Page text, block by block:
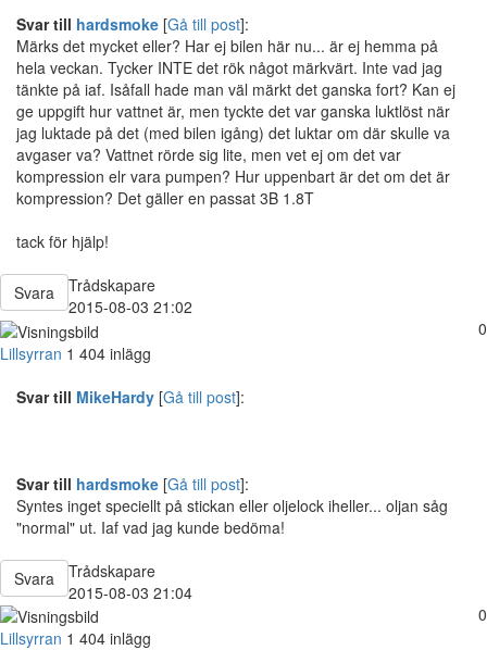
Svar till hardsmoke [Gå till post]:
Märks det mycket eller? Har ej bilen här nu... är ej hemma på
hela veckan. Tycker INTE det rök något märkvärt. Inte vad jag
tänkte på iaf. Isåfall hade man väl märkt det ganska fort? Kan ej
ge uppgift hur vattnet är, men tyckte det var ganska luktlöst när
jag luktade på det (med bilen igång) det luktar om där skulle va
avgaser va? Vattnet rörde sig lite, men vet ej om det var
kompression elr vara pumpen? Hur uppenbart är det om det är
kompression? Det gäller en passat 3B 1.8T
tack för hjälp!
Svara
Trådskapare
2015-08-03 21:02
0
Lillsyrran 1 404 inlägg
Svar till MikeHardy [Gå till post]:
Svar till hardsmoke [Gå till post]:
Syntes inget speciellt på stickan eller oljelock iheller... oljan såg
"normal" ut. Iaf vad jag kunde bedöma!
Svara
Trådskapare
2015-08-03 21:04
0
Lillsyrran 1 404 inlägg